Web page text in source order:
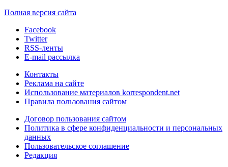
Полная версия сайта
Facebook
Twitter
RSS-ленты
E-mail рассылка
Контакты
Реклама на сайте
Использование материалов korrespondent.net
Правила пользования сайтом
Договор пользования сайтом
Политика в сфере конфиденциальности и персональных
данных
Пользовательское соглашение
Редакция